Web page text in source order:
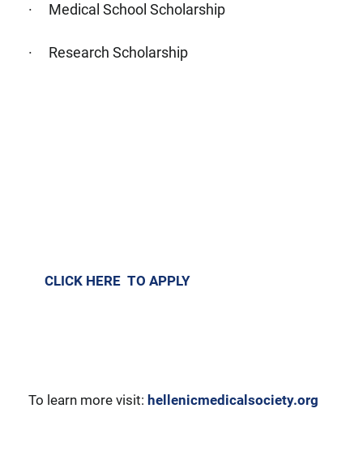
· Medical School Scholarship
· Research Scholarship
CLICK HERE TO APPLY
​To learn more visit: hellenicmedicalsociety.org